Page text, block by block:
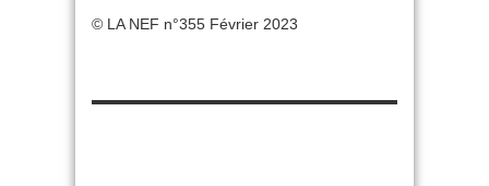
© LA NEF n°355 Février 2023